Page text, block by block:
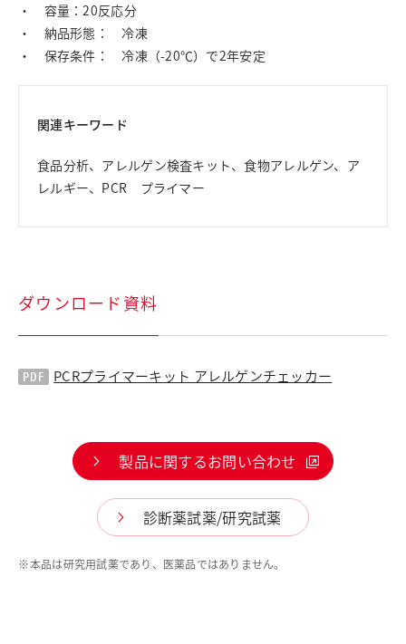
・ 容量：20反応分
・ 納品形態： 冷凍
・ 保存条件： 冷凍（-20℃）で2年安定
関連キーワード
食品分析、アレルゲン検査キット、食物アレルゲン、ア
レルギー、PCR プライマー
ダウンロード資料
PCRプライマーキット アレルゲンチェッカー
製品に関するお問い合わせ
診断薬試薬/研究試薬
※本品は研究用試薬であり、医薬品ではありません。